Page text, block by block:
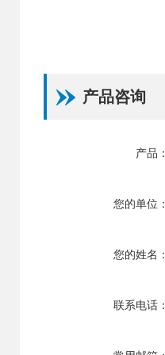
产品咨询
产品：
您的单位：
您的姓名：
联系电话：